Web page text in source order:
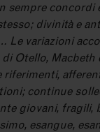
sempre
divinità e
Le variazioni
Otello, Macbeth
continue
giovani, fragili,
esangue,